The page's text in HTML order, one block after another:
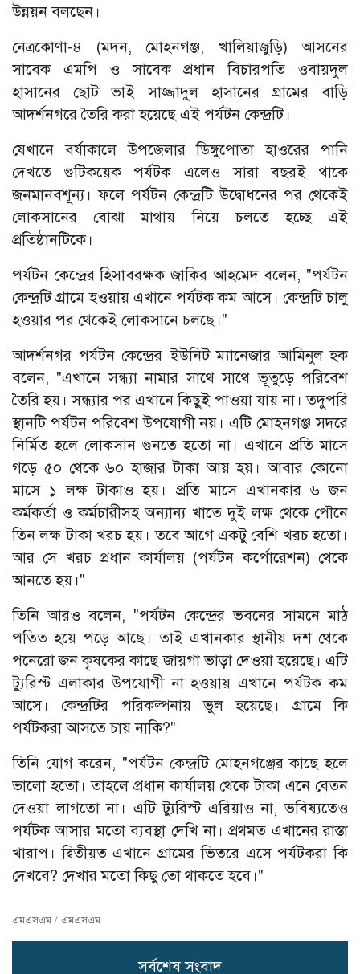
উন্নয়ন বলছেন।
নেত্রকোণা-৪ (মদন, মোহনগঞ্জ, খালিয়াজুড়ি) আসনের
সাবেক এমপি ও সাবেক প্রধান বিচারপতি ওবায়দুল
হাসানের ছোট ভাই সাজ্জাদুল হাসানের গ্রামের বাড়ি
আদর্শনগরে তৈরি করা হয়েছে এই পর্যটন কেন্দ্রটি।
যেখানে বর্ষাকালে উপজেলার ডিঙ্গুপোতা হাওরের পানি
দেখতে গুটিকয়েক পর্যটক এলেও সারা বছরই থাকে
জনমানবশূন্য। ফলে পর্যটন কেন্দ্রটি উদ্বোধনের পর থেকেই
লোকসানের বোঝা মাথায় নিয়ে চলতে হচ্ছে এই
প্রতিষ্ঠানটিকে।
পর্যটন কেন্দ্রের হিসাবরক্ষক জাকির আহমেদ বলেন, "পর্যটন
কেন্দ্রটি গ্রামে হওয়ায় এখানে পর্যটক কম আসে। কেন্দ্রটি চালু
হওয়ার পর থেকেই লোকসানে চলছে।"
আদর্শনগর পর্যটন কেন্দ্রের ইউনিট ম্যানেজার আমিনুল হক
বলেন, "এখানে সন্ধ্যা নামার সাথে সাথে ভূতুড়ে পরিবেশ
তৈরি হয়। সন্ধ্যার পর এখানে কিছুই পাওয়া যায় না। তদুপরি
স্থানটি পর্যটন পরিবেশ উপযোগী নয়। এটি মোহনগঞ্জ সদরে
নির্মিত হলে লোকসান গুনতে হতো না। এখানে প্রতি মাসে
গড়ে ৫০ থেকে ৬০ হাজার টাকা আয় হয়। আবার কোনো
মাসে ১ লক্ষ টাকাও হয়। প্রতি মাসে এখানকার ৬ জন
কর্মকর্তা ও কর্মচারীসহ অন্যান্য খাতে দুই লক্ষ থেকে পৌনে
তিন লক্ষ টাকা খরচ হয়। তবে আগে একটু বেশি খরচ হতো।
আর সে খরচ প্রধান কার্যালয় (পর্যটন কর্পোরেশন) থেকে
আনতে হয়।"
তিনি আরও বলেন, "পর্যটন কেন্দ্রের ভবনের সামনে মাঠ
পতিত হয়ে পড়ে আছে। তাই এখানকার স্থানীয় দশ থেকে
পনেরো জন কৃষকের কাছে জায়গা ভাড়া দেওয়া হয়েছে। এটি
ট্যুরিস্ট এলাকার উপযোগী না হওয়ায় এখানে পর্যটক কম
আসে। কেন্দ্রটির পরিকল্পনায় ভুল হয়েছে। গ্রামে কি
পর্যটকরা আসতে চায় নাকি?"
তিনি যোগ করেন, "পর্যটন কেন্দ্রটি মোহনগঞ্জের কাছে হলে
ভালো হতো। তাহলে প্রধান কার্যালয় থেকে টাকা এনে বেতন
দেওয়া লাগতো না। এটি ট্যুরিস্ট এরিয়াও না, ভবিষ্যতেও
পর্যটক আসার মতো ব্যবস্থা দেখি না। প্রথমত এখানের রাস্তা
খারাপ। দ্বিতীয়ত এখানে গ্রামের ভিতরে এসে পর্যটকরা কি
দেখবে? দেখার মতো কিছু তো থাকতে হবে।"
এমএসএম / এমএসএম
সর্বশেষ সংবাদ